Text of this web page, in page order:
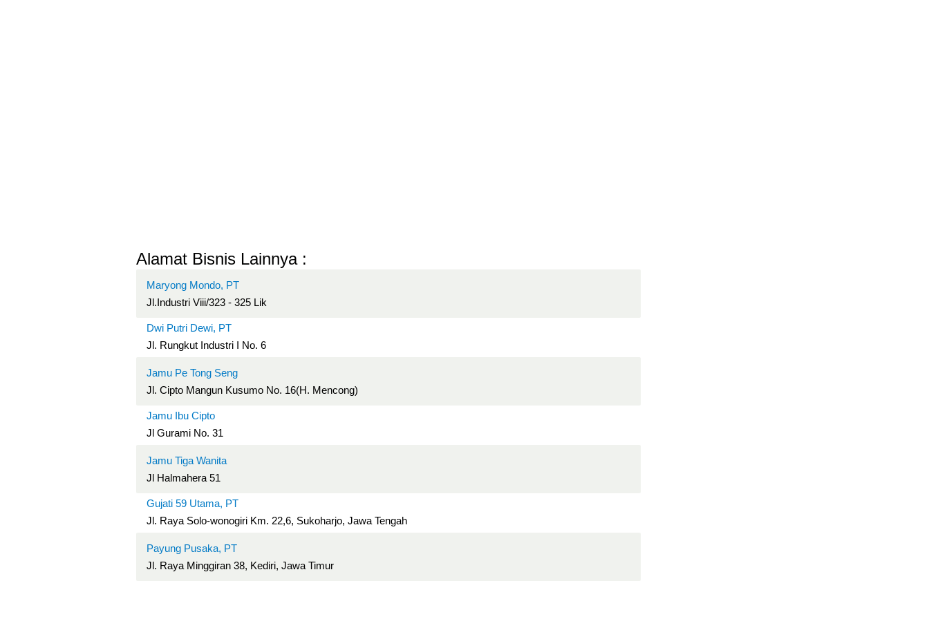
Alamat Bisnis Lainnya :
Maryong Mondo, PT
Jl.Industri Viii/323 - 325 Lik
Dwi Putri Dewi, PT
Jl. Rungkut Industri I No. 6
Jamu Pe Tong Seng
Jl. Cipto Mangun Kusumo No. 16(H. Mencong)
Jamu Ibu Cipto
Jl Gurami No. 31
Jamu Tiga Wanita
Jl Halmahera 51
Gujati 59 Utama, PT
Jl. Raya Solo-wonogiri Km. 22,6, Sukoharjo, Jawa Tengah
Payung Pusaka, PT
Jl. Raya Minggiran 38, Kediri, Jawa Timur